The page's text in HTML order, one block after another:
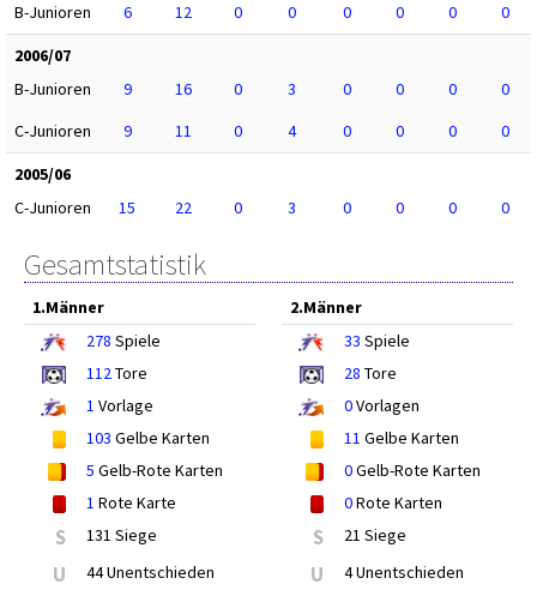
B-Junioren
6 12 0 0 0 0 0
0
2006/07
B-Junioren
9 16 0 3 0 0 0
0
C-Junioren
9 11 0 4 0 0 0
0
2005/06
C-Junioren
15 22 0 3 0 0 0 0
Gesamtstatistik
1.Männer
278 Spiele
112Tore
1 Vorlage
103 Gelbe Karten
5 Gelb-Rote Karten
1 Rote Karte
S 131 Siege
U 44 Unentschieden
2.Männer
33 Spiele
28 Tore
0Vorlagen
11 Gelbe Karten
0Gelb-Rote Karten
0Rote Karten
S 21 Siege
U 4 Unentschieden